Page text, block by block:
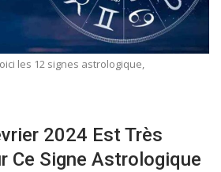
les 12 signes astrologique,
2024 Est Très
Ce Signe Astrologique